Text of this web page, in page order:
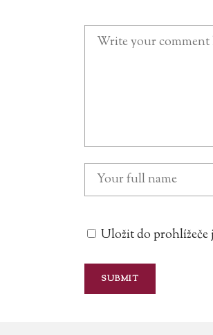
Uložit do prohlížeče